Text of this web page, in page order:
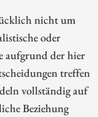
nicht um
oder
aufgrund der hier
treffen
vollständig auf
Beziehung